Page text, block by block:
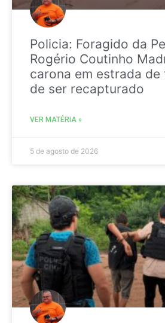
Policia: Foragido da
Rogério Coutinho
carona em estrada de
de ser recapturado
VER MATÉRIA »
5 de agosto de 2026